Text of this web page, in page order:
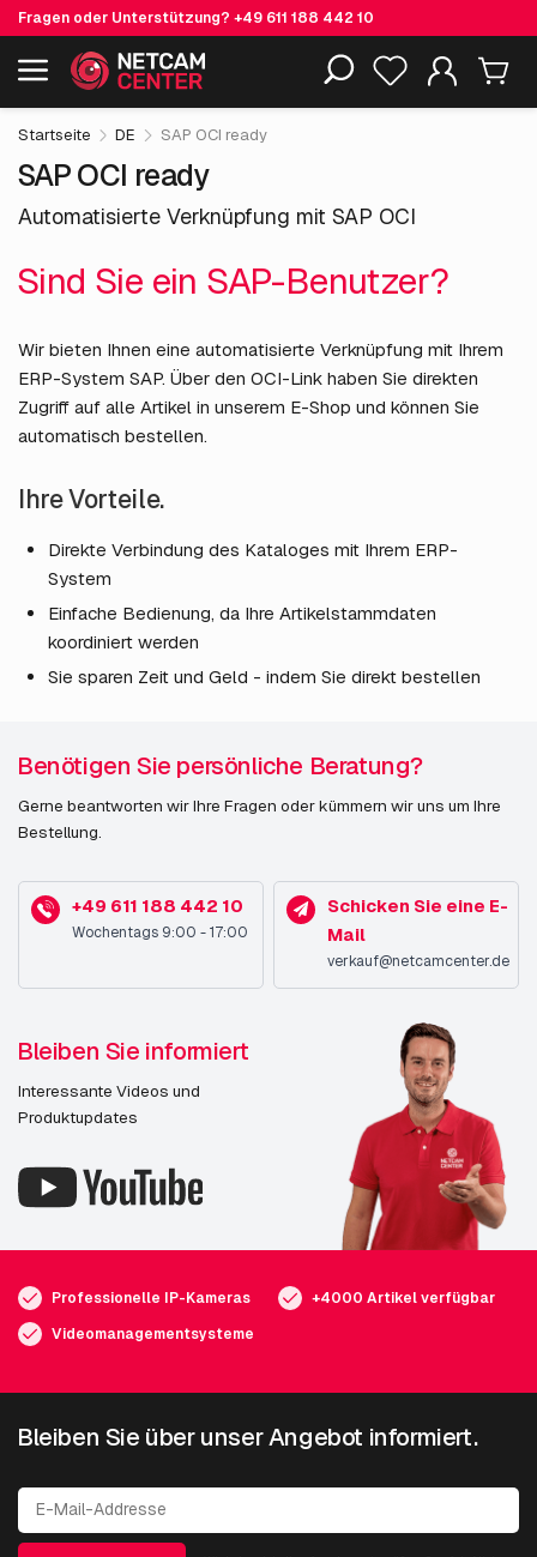
Fragen oder Unterstützung? +49 611 188 442 10
Einschließlich EOL-Produkte
Startseite DE SAP OCI ready
SAP OCI ready
Automatisierte Verknüpfung mit SAP OCI
Sind Sie ein SAP-Benutzer?
Wir bieten Ihnen eine automatisierte Verknüpfung mit Ihrem
ERP-System SAP. Über den OCI-Link haben Sie direkten
Zugriff auf alle Artikel in unserem E-Shop und können Sie
automatisch bestellen.
Ihre Vorteile.
Direkte Verbindung des Kataloges mit Ihrem ERP-
System
Einfache Bedienung, da Ihre Artikelstammdaten
koordiniert werden
Sie sparen Zeit und Geld - indem Sie direkt bestellen
Benötigen Sie persönliche Beratung?
Gerne beantworten wir Ihre Fragen oder kümmern wir uns um Ihre
Bestellung.
+49 611 188 442 10
Wochentags 9:00 - 17:00
Schicken Sie eine E-
Mail
verkauf@netcamcenter.de
Bleiben Sie informiert
Interessante Videos und
Produktupdates
Professionelle IP-Kameras
+4000 Artikel verfügbar
Videomanagementsysteme
Bleiben Sie über unser Angebot informiert.